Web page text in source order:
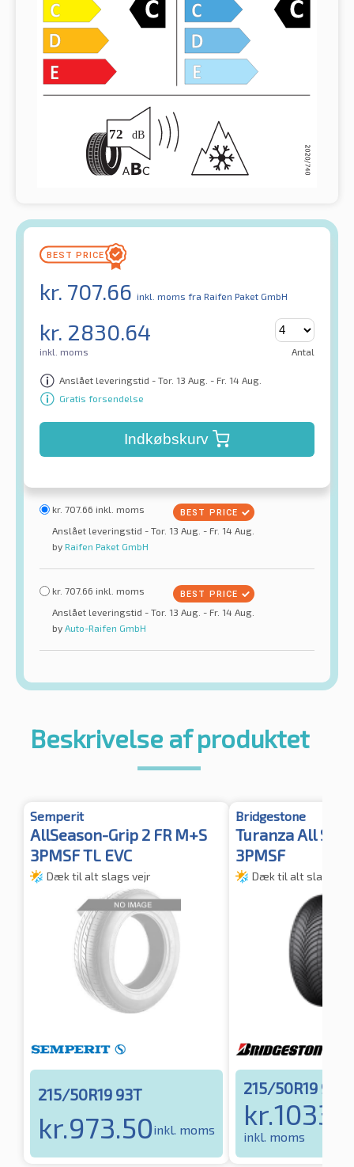
kr. 707.66 inkl. moms fra Raifen Paket GmbH
kr. 2830.64
inkl. moms Antal
Anslået leveringstid - Tor. 13 Aug. - Fr. 14 Aug.
Gratis forsendelse
Indkøbskurv
kr. 707.66 inkl. moms
Anslået leveringstid - Tor. 13 Aug. - Fr. 14 Aug.
by Raifen Paket GmbH
kr. 707.66 inkl. moms
Anslået leveringstid - Tor. 13 Aug. - Fr. 14 Aug.
by Auto-Raifen GmbH
Beskrivelse af produktet
Semperit
AllSeason-Grip 2 FR M+S
3PMSF TL EVC
Dæk til alt slags vejr
215/50R19 93T
kr.973.50inkl. moms
Bridgestone
Turanza All
3PMSF
Dæk til alt slags
215/50R19 93H
kr.
inkl. moms